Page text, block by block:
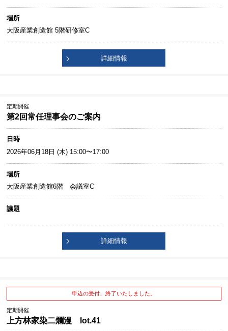
場所
大阪産業創造館 5階研修室C
詳細情報
定期開催
第2回常任理事会のご案内
日時
2026年06月18日 (木) 15:00〜17:00
場所
大阪産業創造館6階 会議室C
議題
詳細情報
申込の受付、終了いたしました。
定期開催
上方林家染二爛漫 lot.41